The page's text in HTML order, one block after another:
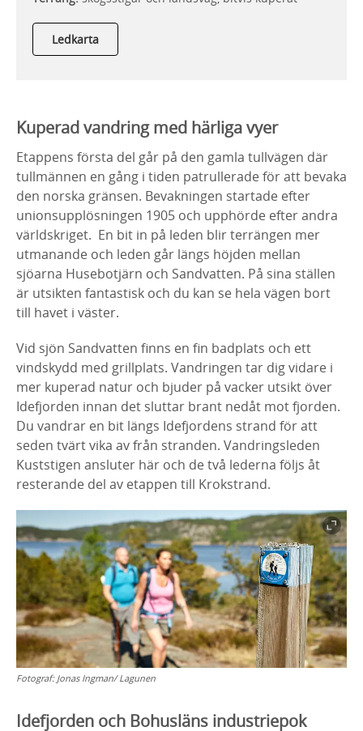
Ledkarta
Kuperad vandring med härliga vyer
Etappens första del går på den gamla tullvägen där
tullmännen en gång i tiden patrullerade för att bevaka
den norska gränsen. Bevakningen startade efter
unionsupplösningen 1905 och upphörde efter andra
världskriget. En bit in på leden blir terrängen mer
utmanande och leden går längs höjden mellan
sjöarna Husebotjärn och Sandvatten. På sina ställen
är utsikten fantastisk och du kan se hela vägen bort
till havet i väster.
Vid sjön Sandvatten finns en fin badplats och ett
vindskydd med grillplats. Vandringen tar dig vidare i
mer kuperad natur och bjuder på vacker utsikt över
Idefjorden innan det sluttar brant nedåt mot fjorden.
Du vandrar en bit längs Idefjordens strand för att
seden tvärt vika av från stranden. Vandringsleden
Kuststigen ansluter här och de två lederna följs åt
resterande del av etappen till Krokstrand.
Fotograf: Jonas Ingman/ Lagunen
Idefjorden och Bohusläns industriepok